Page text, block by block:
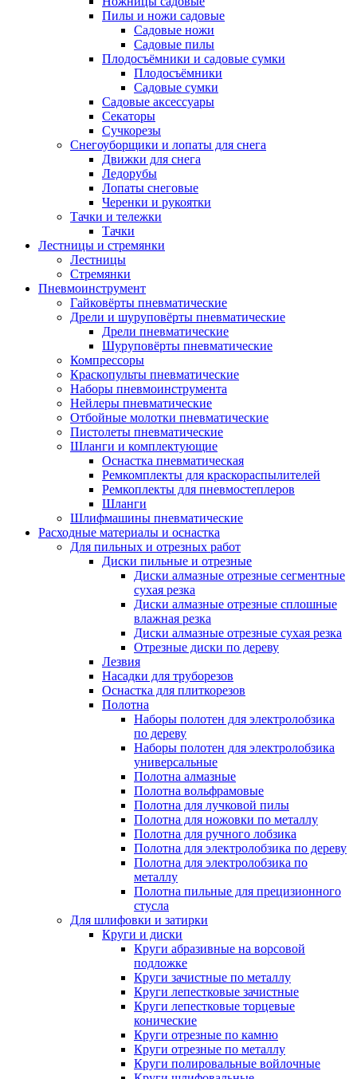
Пилы и ножи садовые
Садовые ножи
Садовые пилы
Плодосъёмники и садовые сумки
Плодосъёмники
Садовые сумки
Садовые аксессуары
Секаторы
Сучкорезы
Снегоуборщики и лопаты для снега
Движки для снега
Ледорубы
Лопаты снеговые
Черенки и рукоятки
Тачки и тележки
Тачки
Лестницы и стремянки
Лестницы
Стремянки
Пневмоинструмент
Гайковёрты пневматические
Дрели и шуруповёрты пневматические
Дрели пневматические
Шуруповёрты пневматические
Компрессоры
Краскопульты пневматические
Наборы пневмоинструмента
Нейлеры пневматические
Отбойные молотки пневматические
Пистолеты пневматические
Шланги и комплектующие
Оснастка пневматическая
Ремкомплекты для краскораспылителей
Ремкоплекты для пневмостеплеров
Шланги
Шлифмашины пневматические
Расходные материалы и оснастка
Для пильных и отрезных работ
Диски пильные и отрезные
Диски алмазные отрезные сегментные
сухая резка
Диски алмазные отрезные сплошные
влажная резка
Диски алмазные отрезные сухая резка
Отрезные диски по дереву
Лезвия
Насадки для труборезов
Оснастка для плиткорезов
Полотна
Наборы полотен для электролобзика
по дереву
Наборы полотен для электролобзика
универсальные
Полотна алмазные
Полотна вольфрамовые
Полотна для лучковой пилы
Полотна для ножовки по металлу
Полотна для ручного лобзика
Полотна для электролобзика по дереву
Полотна для электролобзика по
металлу
Полотна пильные для прецизионного
стусла
Для шлифовки и затирки
Круги и диски
Круги абразивные на ворсовой
подложке
Круги зачистные по металлу
Круги лепестковые зачистные
Круги лепестковые торцевые
конические
Круги отрезные по камню
Круги отрезные по металлу
Круги полировальные войлочные